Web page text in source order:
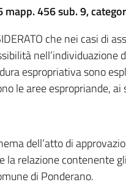
mapp. 456 sub. 9,
che nei casi di
nell’individuazione
espropriativa sono
le aree espropriande,
dell’atto di
la relazione contenente
di Ponderano.